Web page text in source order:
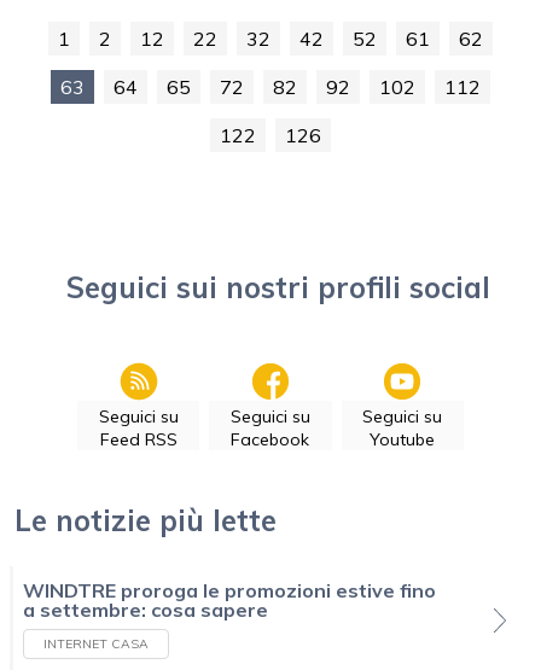
1 2 12 22 32 42 52 61
62
63
64 65 72 82 92 102
112
122
126
Seguici sui nostri profili social
Seguici su
Feed RSS
Seguici su
Facebook
Seguici su
Youtube
Le notizie più lette
WINDTRE proroga le promozioni estive fino
a settembre: cosa sapere
INTERNET CASA